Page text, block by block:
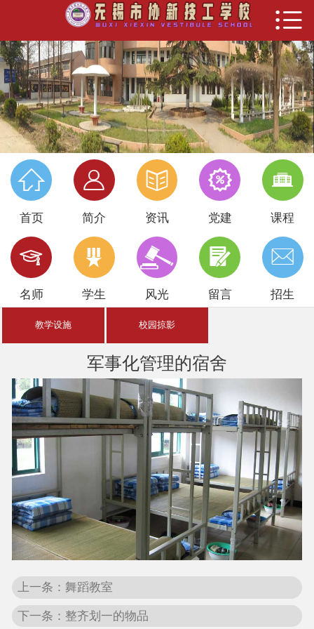
 首页
新闻动态
党建之窗
招生就业
教学科研
学生管理
校园风采
关于我们


首页

简介

资讯

党建

课程

名师

学生

风光

留言

招生
教学设施 校园掠影
军事化管理的宿舍
上一条：舞蹈教室
下一条：整齐划一的物品